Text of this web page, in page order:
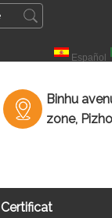
Español
Binhu
zone,
Certificat